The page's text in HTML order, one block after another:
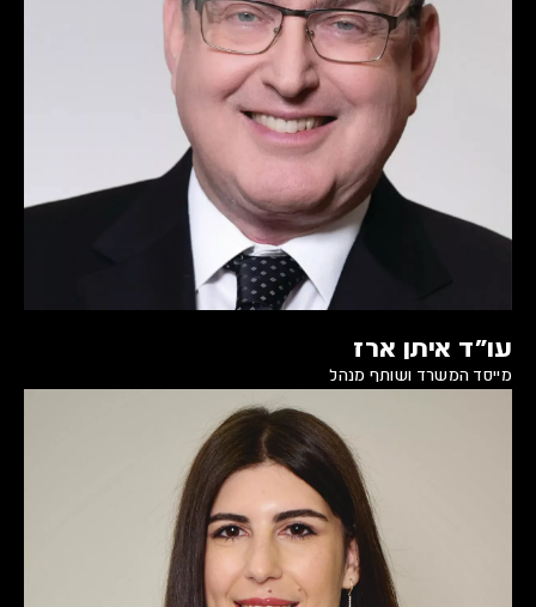
עו״ד איתן ארז
מייסד המשרד ושותף מנהל